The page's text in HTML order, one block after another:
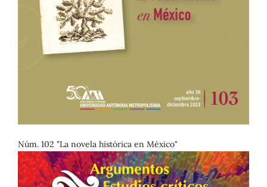
Núm. 102 "La novela histórica en México"